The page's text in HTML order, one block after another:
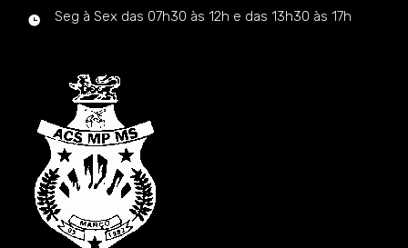
Seg à Sex das 07h30 às 12h e das 13h30 às 17h